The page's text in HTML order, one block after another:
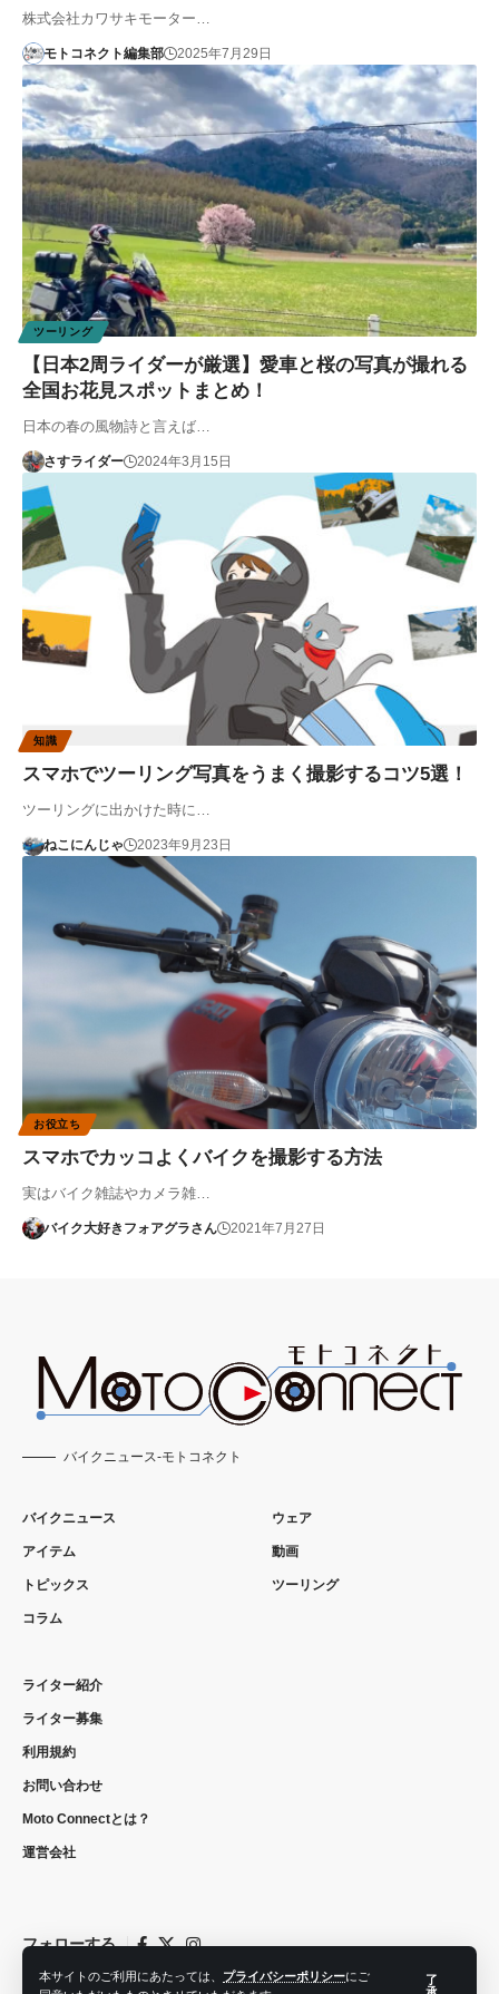
本サイトのご利用にあたっては、 プライバシーポリシーにご
了
株式会社カワサキモーター…
モトコネクト編集部 2025年7月29日
ツーリング
【日本2周ライダーが厳選】愛車と桜の写真が撮れる
全国お花見スポットまとめ！
日本の春の風物詩と言えば…
さすライダー 2024年3月15日
知識
スマホでツーリング写真をうまく撮影するコツ5選！
ツーリングに出かけた時に…
ねこにんじゃ 2023年9月23日
お役立ち
スマホでカッコよくバイクを撮影する方法
実はバイク雑誌やカメラ雑…
バイク大好きフォアグラさん 2021年7月27日
バイクニュース-モトコネクト
バイクニュース
アイテム
トピックス
コラム
ウェア
動画
ツーリング
ライター紹介
ライター募集
利用規約
お問い合わせ
Moto Connectとは？
運営会社
フォローする